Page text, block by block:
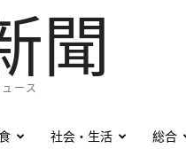
聞
ース
社会・生活 総合